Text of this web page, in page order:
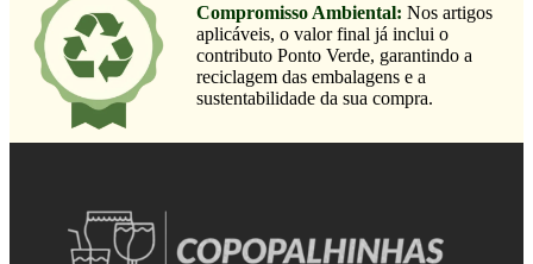
Compromisso Ambiental: Nos artigos
aplicáveis, o valor final já inclui o
contributo Ponto Verde, garantindo a
reciclagem das embalagens e a
sustentabilidade da sua compra.